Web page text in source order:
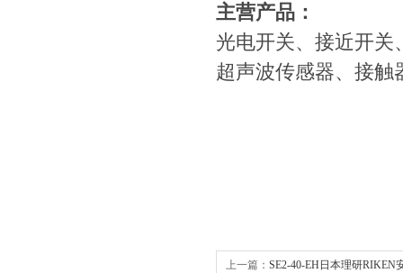
​主营产品：
光电开关、接近开关
超声波传感器、接
上一篇： SE2-40-EH日本理研RIKEN